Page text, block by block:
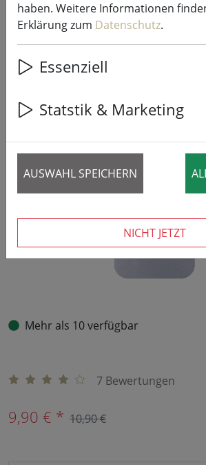
9% SPAREN
Mehr als 10 verfügbar
7 Bewertungen
9,90 € * 10,90 €
haben. Weitere Informationen
Erklärung zum Datenschutz.
Essenziell
Statstik & Marketing
AUSWAHL SPEICHERN
NICHT JETZT